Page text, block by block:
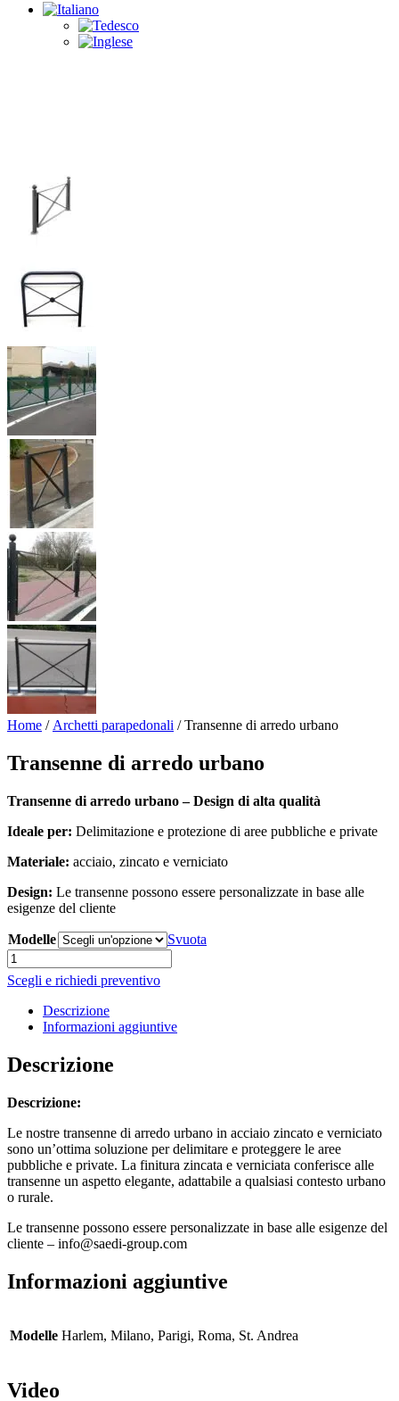
Home / Archetti parapedonali / Transenne di arredo urbano
Transenne di arredo urbano
Transenne di arredo urbano – Design di alta qualità
Ideale per: Delimitazione e protezione di aree pubbliche e private
Materiale: acciaio, zincato e verniciato
Design: Le transenne possono essere personalizzate in base alle
esigenze del cliente
Modelle
Svuota
Transenne
di
arredo
urbano
quantità
Scegli e richiedi preventivo
Descrizione
Informazioni aggiuntive
Descrizione
Descrizione:
Le nostre transenne di arredo urbano in acciaio zincato e verniciato
sono un’ottima soluzione per delimitare e proteggere le aree
pubbliche e private. La finitura zincata e verniciata conferisce alle
transenne un aspetto elegante, adattabile a qualsiasi contesto urbano
o rurale.
Le transenne possono essere personalizzate in base alle esigenze del
cliente – info@saedi-group.com
Informazioni aggiuntive
Modelle Harlem, Milano, Parigi, Roma, St. Andrea
Video